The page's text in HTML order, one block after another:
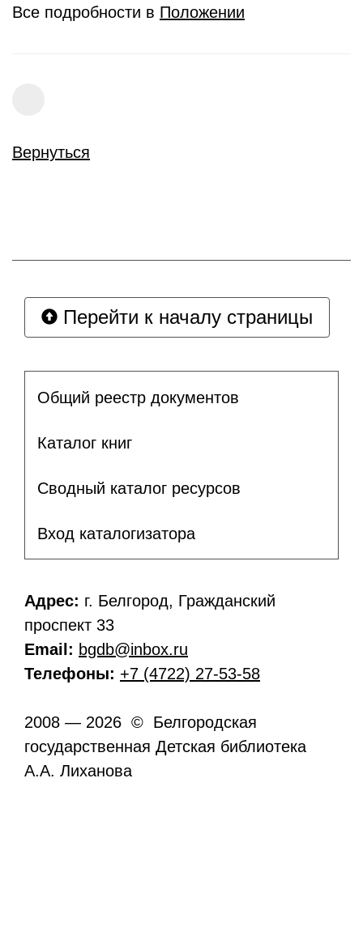
Все подробности в Положении
Вернуться
Перейти к началу страницы
Общий реестр документов
Каталог книг
Сводный каталог ресурсов
Вход каталогизатора
Адрес: г. Белгород, Гражданский
проспект 33
Email: bgdb@inbox.ru
Телефоны: +7 (4722) 27-53-58
2008 — 2026 © Белгородская
государственная Детская библиотека
А.А. Лиханова